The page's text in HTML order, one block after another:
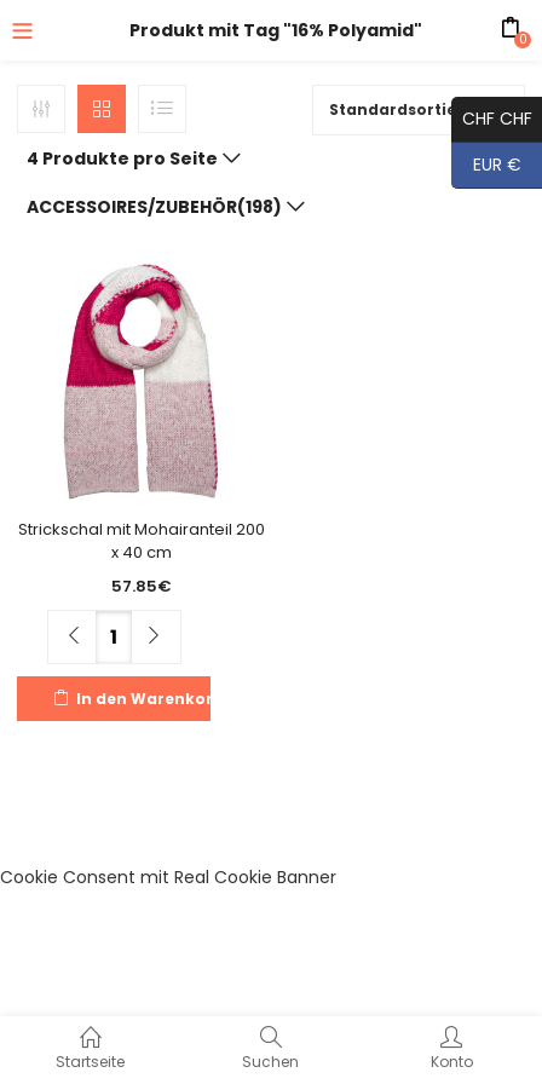
Produkt mit Tag "16% Polyamid" 0
Startseite Suchen Konto
Standardsortierung
4 Produkte pro Seite
ACCESSOIRES/ZUBEHÖR(198)
Strickschal mit Mohairanteil 200
x 40 cm
57.85€
Menge
In den Warenkorb
CHF CHF
EUR €
Cookie Consent mit Real Cookie Banner